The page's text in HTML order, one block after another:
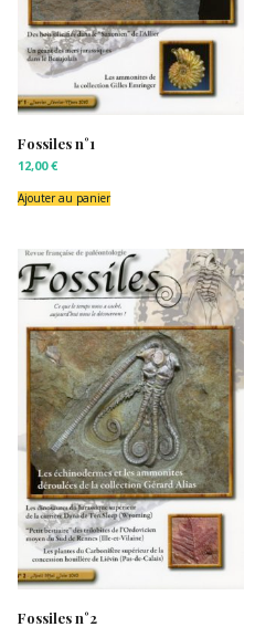
Fossiles n°1
12,00€
Ajouter au panier
Fossiles n°2